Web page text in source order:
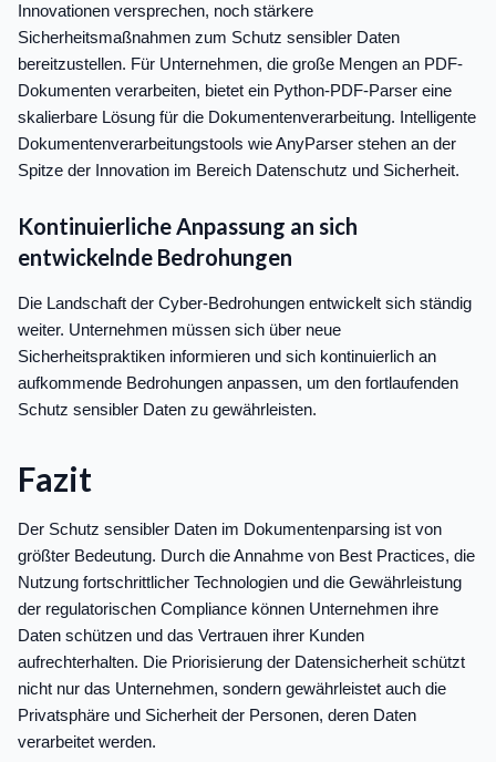
Innovationen versprechen, noch stärkere
Sicherheitsmaßnahmen zum Schutz sensibler Daten
bereitzustellen. Für Unternehmen, die große Mengen an PDF-
Dokumenten verarbeiten, bietet ein Python-PDF-Parser eine
skalierbare Lösung für die Dokumentenverarbeitung. Intelligente
Dokumentenverarbeitungstools wie AnyParser stehen an der
Spitze der Innovation im Bereich Datenschutz und Sicherheit.
Kontinuierliche Anpassung an sich
entwickelnde Bedrohungen
Die Landschaft der Cyber-Bedrohungen entwickelt sich ständig
weiter. Unternehmen müssen sich über neue
Sicherheitspraktiken informieren und sich kontinuierlich an
aufkommende Bedrohungen anpassen, um den fortlaufenden
Schutz sensibler Daten zu gewährleisten.
Fazit
Der Schutz sensibler Daten im Dokumentenparsing ist von
größter Bedeutung. Durch die Annahme von Best Practices, die
Nutzung fortschrittlicher Technologien und die Gewährleistung
der regulatorischen Compliance können Unternehmen ihre
Daten schützen und das Vertrauen ihrer Kunden
aufrechterhalten. Die Priorisierung der Datensicherheit schützt
nicht nur das Unternehmen, sondern gewährleistet auch die
Privatsphäre und Sicherheit der Personen, deren Daten
verarbeitet werden.